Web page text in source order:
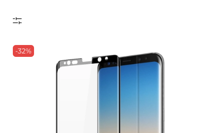
-32%